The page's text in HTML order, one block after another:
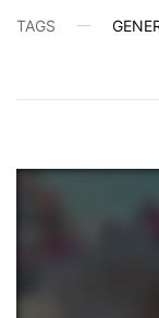
TAGS